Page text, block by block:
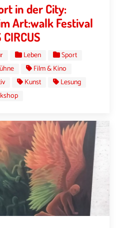
in der City:
Art:walk Festival
Leben
Sport
Film & Kino
Kunst
Lesung